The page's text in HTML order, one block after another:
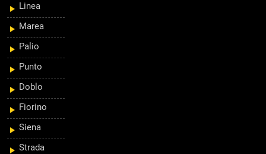
Linea
Marea
Palio
Punto
Doblo
Fiorino
Siena
Strada